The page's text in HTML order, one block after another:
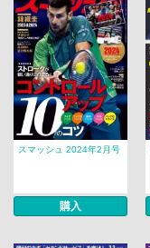
スマッシュ 2024年2月号
購入